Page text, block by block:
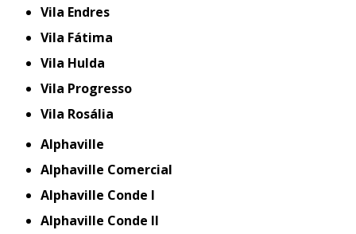
Vila Endres
Vila Fátima
Vila Hulda
Vila Progresso
Vila Rosália
Alphaville
Alphaville Comercial
Alphaville Conde I
Alphaville Conde II